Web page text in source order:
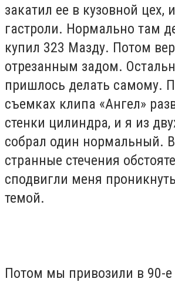
закатил ее в кузовной цех,
гастроли. Нормально там
купил 323 Мазду. Потом
отрезанным задом.
пришлось делать самому.
съемках клипа «Ангел»
стенки цилиндра, и я из
собрал один нормальный.
странные стечения
сподвигли меня
темой.
Потом мы привозили в 90-е